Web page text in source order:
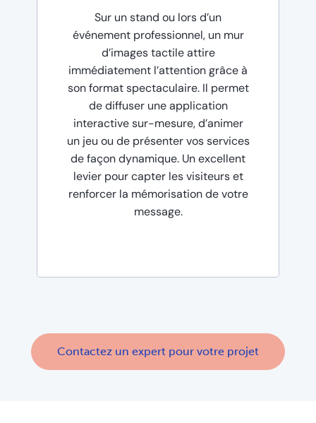
Sur un stand ou lors d’un
événement professionnel, un mur
d’images tactile attire
immédiatement l’attention grâce à
son format spectaculaire. Il permet
de diffuser une application
interactive sur-mesure, d’animer
un jeu ou de présenter vos services
de façon dynamique. Un excellent
levier pour capter les visiteurs et
renforcer la mémorisation de votre
message.
Contactez un expert pour votre projet